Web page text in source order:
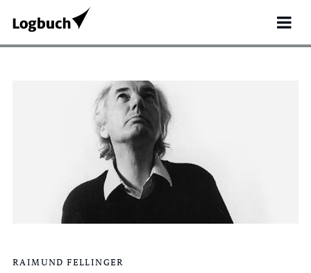
RAIMUND FELLINGER